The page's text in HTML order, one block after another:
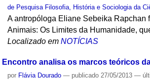
de Pesquisa Filosofia, História e Sociologia da
A antropóloga Eliane Sebeika Rapchan
Animais: Os Limites da Humanidade,
Localizado em NOTÍCIAS
Encontro analisa os marcos teóricos
por Flávia Dourado — publicado 27/05/2013—